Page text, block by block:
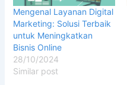
Mengenal Layanan Digital
Marketing: Solusi Terbaik
untuk Meningkatkan
Bisnis Online
28/10/2024
Similar post